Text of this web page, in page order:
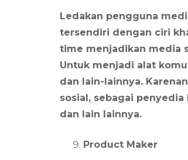
Ledakan pengguna
tersendiri dengan ciri
time menjadikan media
Untuk menjadi alat
dan lain-lainnya.
sosial, sebagai
dan lain lainnya.
Product Maker